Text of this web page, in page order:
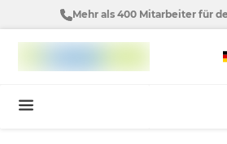
Mehr als 400 Mitarbeiter für